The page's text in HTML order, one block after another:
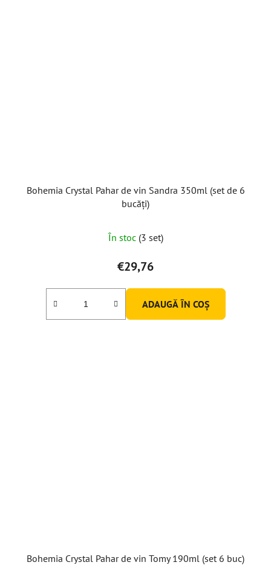
Bohemia Crystal Pahar de vin Sandra 350ml (set de 6
bucăți)
În stoc (3 set)
€29,76
ADAUGĂ ÎN COŞ
Bohemia Crystal Pahar de vin Tomy 190ml (set 6 buc)